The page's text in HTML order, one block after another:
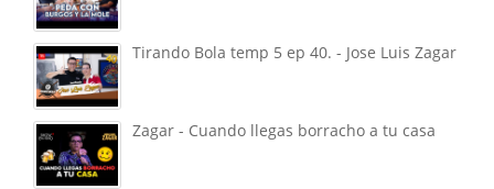
Tirando Bola temp 5 ep 40. - Jose Luis Zagar
Zagar - Cuando llegas borracho a tu casa